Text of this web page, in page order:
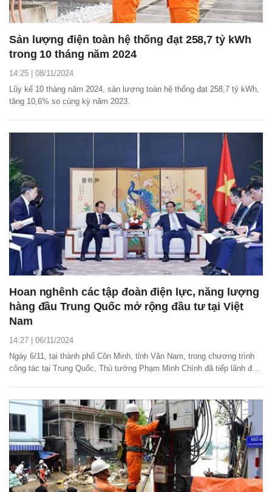
Sản lượng điện toàn hệ thống đạt 258,7 tỷ kWh
trong 10 tháng năm 2024
14:25 | 08/11/2024
Lũy kế 10 tháng năm 2024, sản lượng toàn hệ thống đạt 258,7 tỷ kWh,
tăng 10,6% so cùng kỳ năm 2023.
Hoan nghênh các tập đoàn điện lực, năng lượng
hàng đầu Trung Quốc mở rộng đầu tư tại Việt
Nam
14:27 | 06/11/2024
Ngày 6/11, tại thành phố Côn Minh, tỉnh Vân Nam, trong chương trình
công tác tại Trung Quốc, Thủ tướng Phạm Minh Chính đã tiếp lãnh đạo
Trung Quốc (Energy China).